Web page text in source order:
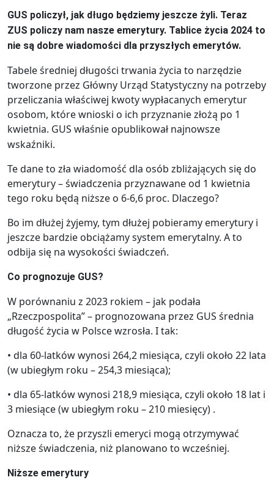
GUS policzył, jak długo będziemy jeszcze żyli. Teraz
ZUS policzy nam nasze emerytury. Tablice życia 2024 to
nie są dobre wiadomości dla przyszłych emerytów.
Tabele średniej długości trwania życia to narzędzie
tworzone przez Główny Urząd Statystyczny na potrzeby
przeliczania właściwej kwoty wypłacanych emerytur
osobom, które wnioski o ich przyznanie złożą po 1
kwietnia. GUS właśnie opublikował najnowsze
wskaźniki.
Te dane to zła wiadomość dla osób zbliżających się do
emerytury – świadczenia przyznawane od 1 kwietnia
tego roku będą niższe o 6-6,6 proc. Dlaczego?
Bo im dłużej żyjemy, tym dłużej pobieramy emerytury i
jeszcze bardzie obciążamy system emerytalny. A to
odbija się na wysokości świadczeń.
Co prognozuje GUS?
W porównaniu z 2023 rokiem – jak podała
„Rzeczpospolita” – prognozowana przez GUS średnia
długość życia w Polsce wzrosła. I tak:
• dla 60-latków wynosi 264,2 miesiąca, czyli około 22 lata
(w ubiegłym roku – 254,3 miesiąca);
• dla 65-latków wynosi 218,9 miesiąca, czyli około 18 lat i
3 miesiące (w ubiegłym roku – 210 miesięcy) .
Oznacza to, że przyszli emeryci mogą otrzymywać
niższe świadczenia, niż planowano to wcześniej.
Niższe emerytury